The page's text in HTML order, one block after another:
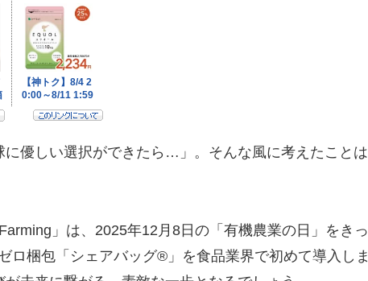
に優しい選択ができたら…」。そんな風に考えたことは
」は、2025年12月8日の「有機農業の日」をきっ
ロ梱包「シェアバッグ®︎」を食品業界で初めて導入しま